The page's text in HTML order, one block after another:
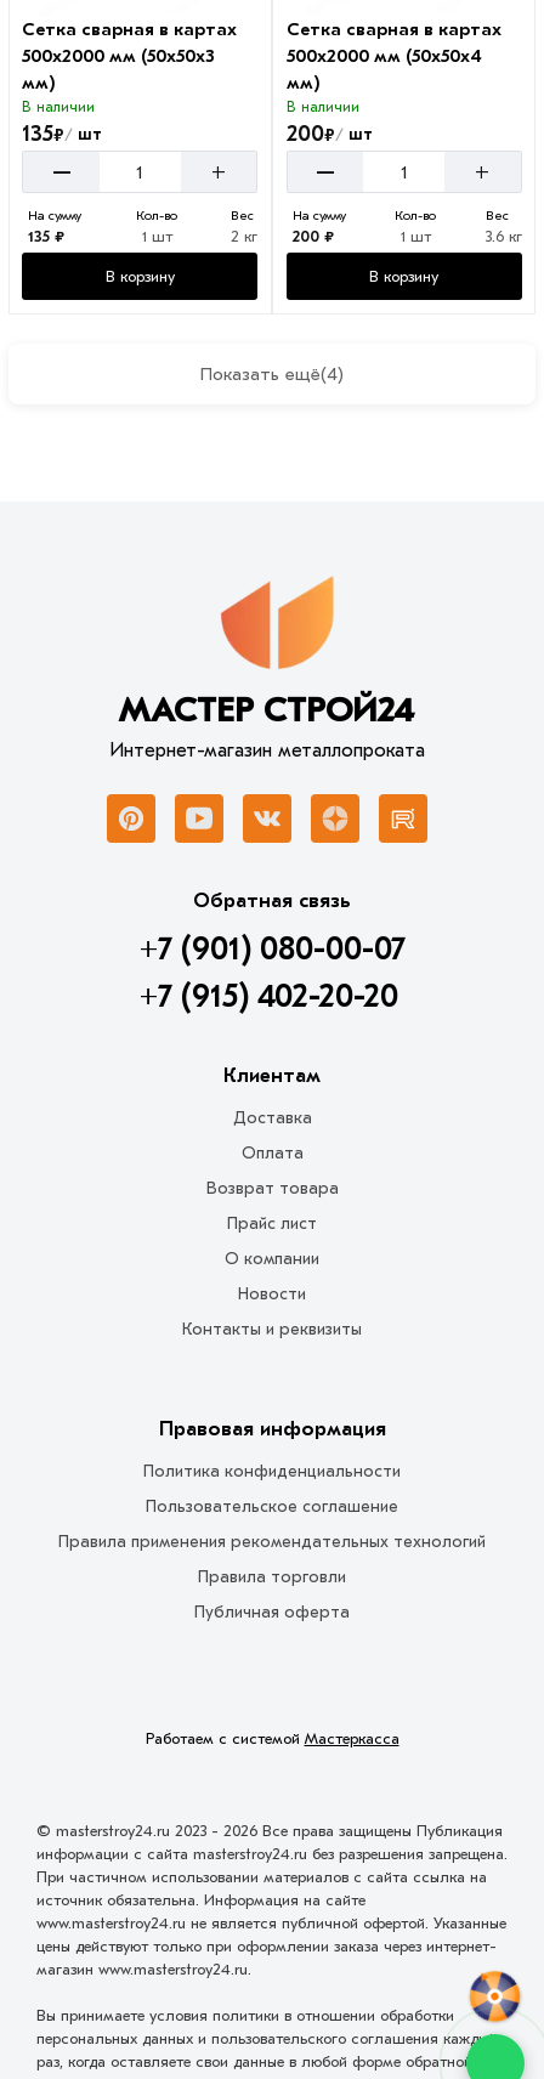
Сетка сварная в картах
500х2000 мм (50х50х3
мм)
В наличии
135₽/ шт
– +
На сумму
135 ₽
Кол-во
1 шт
Вес
2 кг
В корзину
Сетка сварная в картах
500х2000 мм (50х50х4
мм)
В наличии
200₽/шт
– +
На сумму
200 ₽
Кол-во
1 шт
Вес
3.6 кг
В корзину
Показать ещё(4)
МАСТЕР СТРОЙ24
Интернет-магазин металлопроката
Обратная связь
+7 (901) 080-00-07
+7 (915) 402-20-20
Клиентам
Доставка
Оплата
Возврат товара
Прайс лист
О компании
Новости
Контакты и реквизиты
Правовая информация
Политика конфиденциальности
Пользовательское соглашение
Правила применения рекомендательных технологий
Правила торговли
Публичная оферта
Работаем с системой Мастеркасса
© masterstroy24.ru 2023 - 2026 Все права защищены Публикация
информации с сайта masterstroy24.ru без разрешения запрещена.
При частичном использовании материалов с сайта ссылка на
источник обязательна. Информация на сайте
www.masterstroy24.ru не является публичной офертой. Указанные
цены действуют только при оформлении заказа через интернет-
магазин www.masterstroy24.ru.
Вы принимаете условия политики в отношении обработки
персональных данных и пользовательского соглашения каждый
раз, когда оставляете свои данные в любой форме обратной